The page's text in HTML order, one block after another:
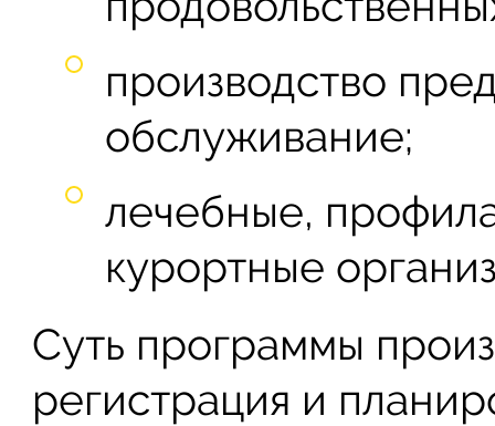
производство
обслуживание;
лечебные,
курортные
Суть программы
регистрация и